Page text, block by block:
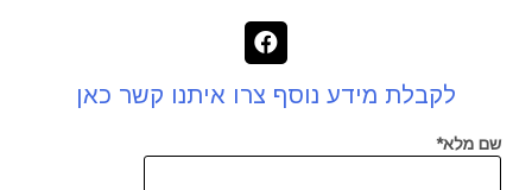
לקבלת מידע נוסף צרו איתנו קשר כאן
שם מלא*